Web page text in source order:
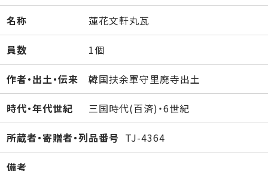
名称 蓮花文軒丸瓦
員数 1個
作者・出土・伝来 韓国扶余軍守里廃寺出土
時代・年代世紀 三国時代(百済)・6世紀
所蔵者・寄贈者・列品番号 TJ-4364
備考